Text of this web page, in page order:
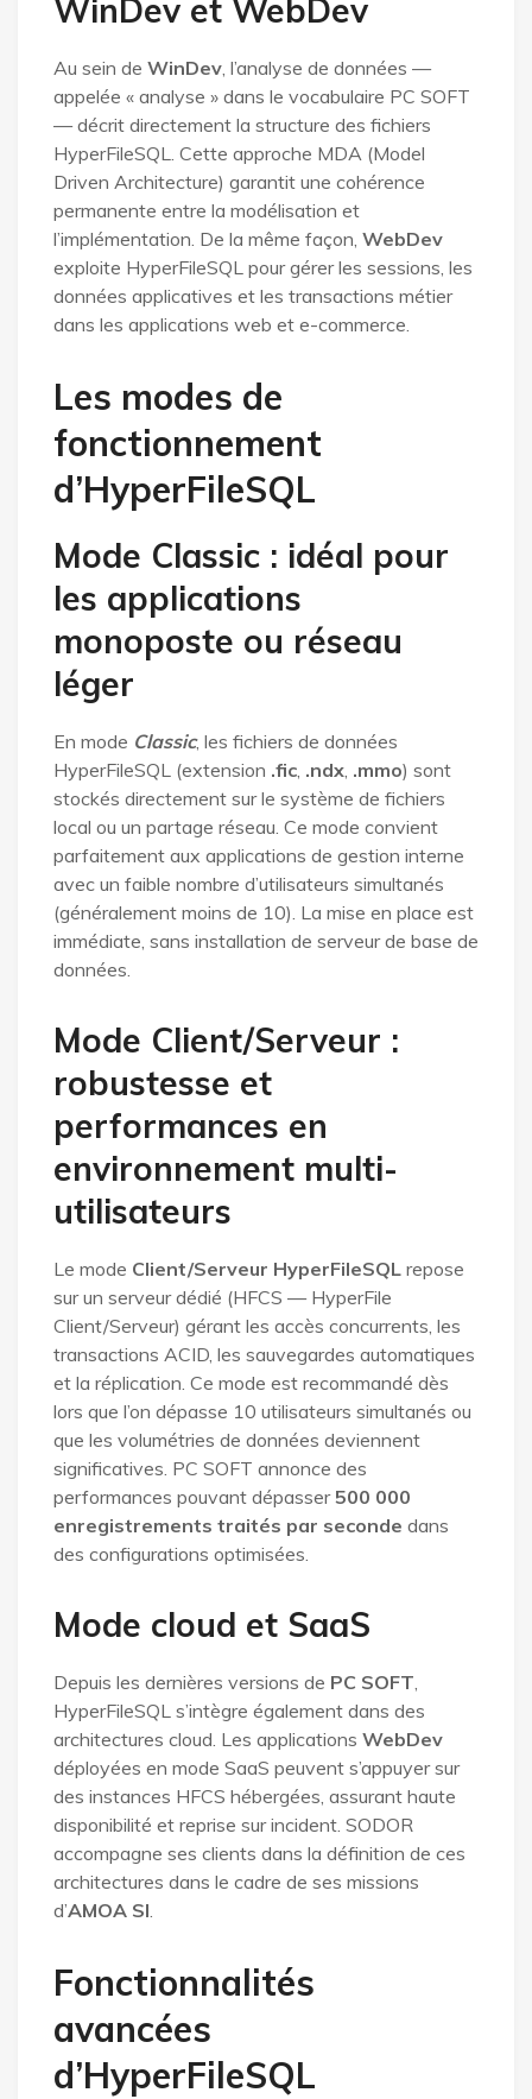
WinDev et WebDev
Au sein de WinDev , l’analyse de données —
appelée « analyse » dans le vocabulaire PC SOFT
— décrit directement la structure des fichiers
HyperFileSQL. Cette approche MDA (Model
Driven Architecture) garantit une cohérence
permanente entre la modélisation et
l’implémentation. De la même façon, WebDev
exploite HyperFileSQL pour gérer les sessions, les
données applicatives et les transactions métier
dans les applications web et e-commerce.
Les modes de
fonctionnement
d’HyperFileSQL
Mode Classic : idéal pour
les applications
monoposte ou réseau
léger
En mode Classic, les fichiers de données
HyperFileSQL (extension .fic .ndx .mmo) sont
stockés directement sur le système de fichiers
local ou un partage réseau. Ce mode convient
parfaitement aux applications de gestion interne
avec un faible nombre d’utilisateurs simultanés
(généralement moins de 10). La mise en place est
immédiate, sans installation de serveur de base de
données.
Mode Client/Serveur :
robustesse et
performances en
environnement multi-
utilisateurs
Le mode Client/Serveur HyperFileSQL repose
sur un serveur dédié (HFCS — HyperFile
Client/Serveur) gérant les accès concurrents, les
transactions ACID, les sauvegardes automatiques
et la réplication. Ce mode est recommandé dès
lors que l’on dépasse 10 utilisateurs simultanés ou
que les volumétries de données deviennent
significatives. PC SOFT annonce des
performances pouvant dépasser500 000
enregistrements traités par seconde dans
des configurations optimisées.
Mode cloud et SaaS
Depuis les dernières versions de PC SOFT
HyperFileSQL s’intègre également dans des
architectures cloud. Les applications WebDev
déployées en mode SaaS peuvent s’appuyer sur
des instances HFCS hébergées, assurant haute
disponibilité et reprise sur incident. SODOR
accompagne ses clients dans la définition de ces
architectures dans le cadre de ses missions
d’AMOA SI
Fonctionnalités
avancées
d’HyperFileSQL